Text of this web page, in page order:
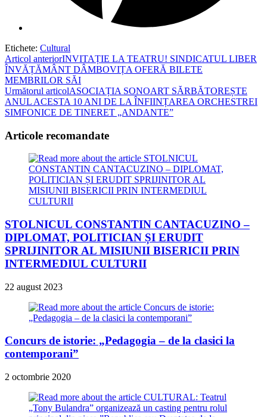
Etichete: Cultural
Read
more
articles
Articol anteriorINVITAȚIE LA TEATRU! SINDICATUL LIBER
ÎNVĂȚĂMÂNT DÂMBOVIȚA OFERĂ BILETE
MEMBRILOR SĂI
Următorul articolASOCIAȚIA SONOART SĂRBĂTOREȘTE
ANUL ACESTA 10 ANI DE LA ÎNFIINȚAREA ORCHESTREI
SIMFONICE DE TINERET „ANDANTE”
Articole recomandate
STOLNICUL CONSTANTIN CANTACUZINO –
DIPLOMAT, POLITICIAN ȘI ERUDIT
SPRIJINITOR AL MISIUNII BISERICII PRIN
INTERMEDIUL CULTURII
22 august 2023
Concurs de istorie: „Pedagogia – de la clasici la
contemporani”
2 octombrie 2020